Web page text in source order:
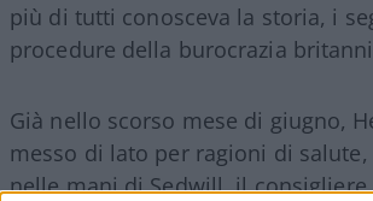
più di tutti conosceva la storia, i
procedure della burocrazia
Già nello scorso mese di giugno,
messo di lato per ragioni di
nelle mani di Sedwill, il consigliere